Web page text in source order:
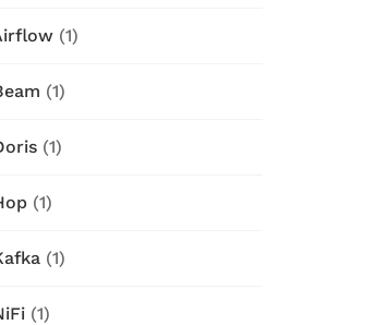
(1)
(1)
(1)
(1)
(1)
(1)